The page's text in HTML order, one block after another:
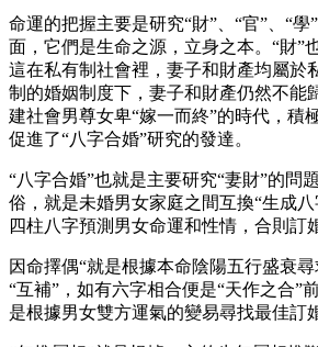
命運的把握主要是研究“財”、“官”、“學
面，它們是生命之源，立身之本。“財”
這在私有制社會裡，妻子和財產均屬於
制的婚姻制度下，妻子和財產仍然不能
建社會男尊女卑“嫁一而終”的時代，積
促進了“八字合婚”研究的發達。
“八字合婚”也就是主要研究“妻財”的問
俗，就是未婚男女家庭之間互換“生成
四柱八字預測男女命運和性情，合則訂
因命擇偶“就是根據本命陰陽五行盛衰
“互補”，如有六字相合便是“天作之合”
是根據男女雙方運氣的變易尋找最佳訂